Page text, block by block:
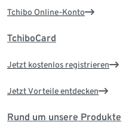
Tchibo Online-Konto
TchiboCard
Jetzt kostenlos registrieren
Jetzt Vorteile entdecken
Rund um unsere Produkte